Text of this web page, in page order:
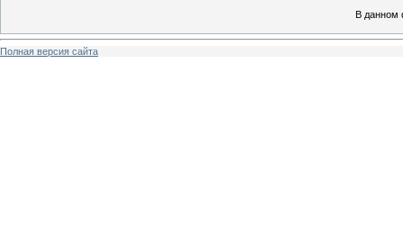
В данном
Полная версия сайта